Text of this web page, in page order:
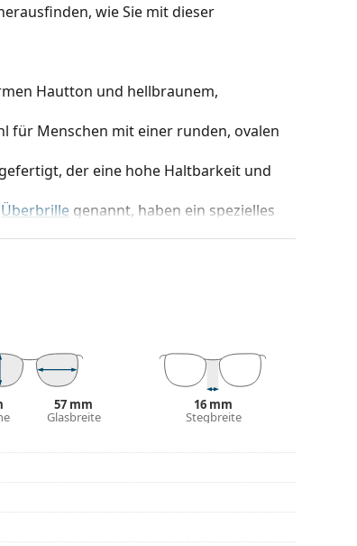
wie Sie mit dieser
Hautton und hellbraunem,
für Menschen mit einer runden, ovalen
der eine hohe Haltbarkeit und
Überbrille genannt, haben ein spezielles
und die Korrektionsbrille wird sich
nicht mehr zwischen einer
zu müssen. Sie werden die
57 mm
Glasbreite
16 mm
Stegbreite